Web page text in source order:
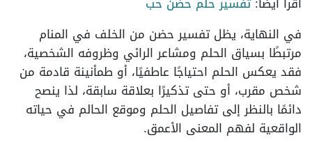
في النهاية، يظل تفسير حضن من الخلف في المنام
مرتبطًا بسياق الحلم ومشاعر الرائي وظروفه الشخصية،
فقد يعكس الحلم احتياجًا عاطفيًا، أو طمأنينة قادمة من
شخص مقرب، أو حتى تذكيرًا بعلاقة سابقة، لذا ينصح
دائمًا بالنظر إلى تفاصيل الحلم وموقع الحالم في حياته
الواقعية لفهم المعنى الأعمق.